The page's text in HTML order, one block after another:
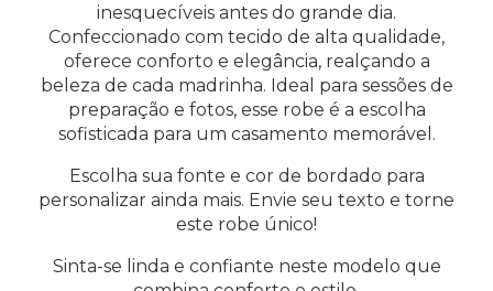
inesquecíveis antes do grande dia.
Confeccionado com tecido de alta qualidade,
oferece conforto e elegância, realçando a
beleza de cada madrinha. Ideal para sessões de
preparação e fotos, esse robe é a escolha
sofisticada para um casamento memorável.
Escolha sua fonte e cor de bordado para
personalizar ainda mais. Envie seu texto e torne
este robe único!
Sinta-se linda e confiante neste modelo que